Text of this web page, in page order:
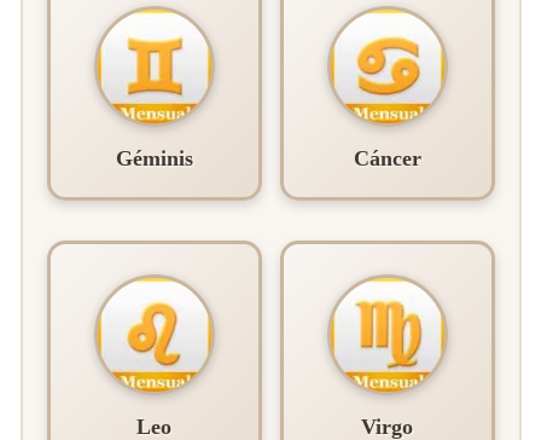
Géminis Cáncer
Leo Virgo